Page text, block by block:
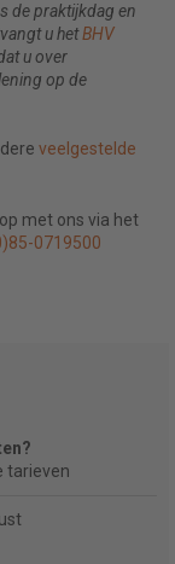
de praktijkdag en
u hetBHV
u over
op de
veelgestelde
met ons via het
0719500
tarieven